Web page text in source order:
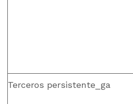
Terceros persistente_ga